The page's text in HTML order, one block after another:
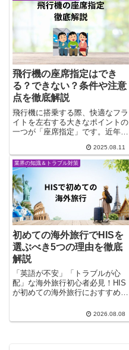
空会社同士の競争が激しい路線で
あることを意味します。本記事
で...
飛行機の座席指定はでき
る？できない？条件や注意
点を徹底解説
飛行機に搭乗する際、快適なフラ
イトを左右する大きなポイントの
一つが「座席指定」です。近年は
ールが多様化し、「以前は無料だ
ったのに、今回は有料だった」と
いうケースも珍しくありません。
特にLCCや一部のフルサービス...
2025.08.11
業界の知識＆トラブル対策
初めての海外旅行でHISを
選ぶべき5つの理由を徹底
解説
「英語が不安」「トラブルが心
配」な海外旅行初心者必見！HIS
が初めての海外旅行におすすめな
日本語デスクの安心感からツアー
比較、個人手配との違い、人気の
2026.08.08